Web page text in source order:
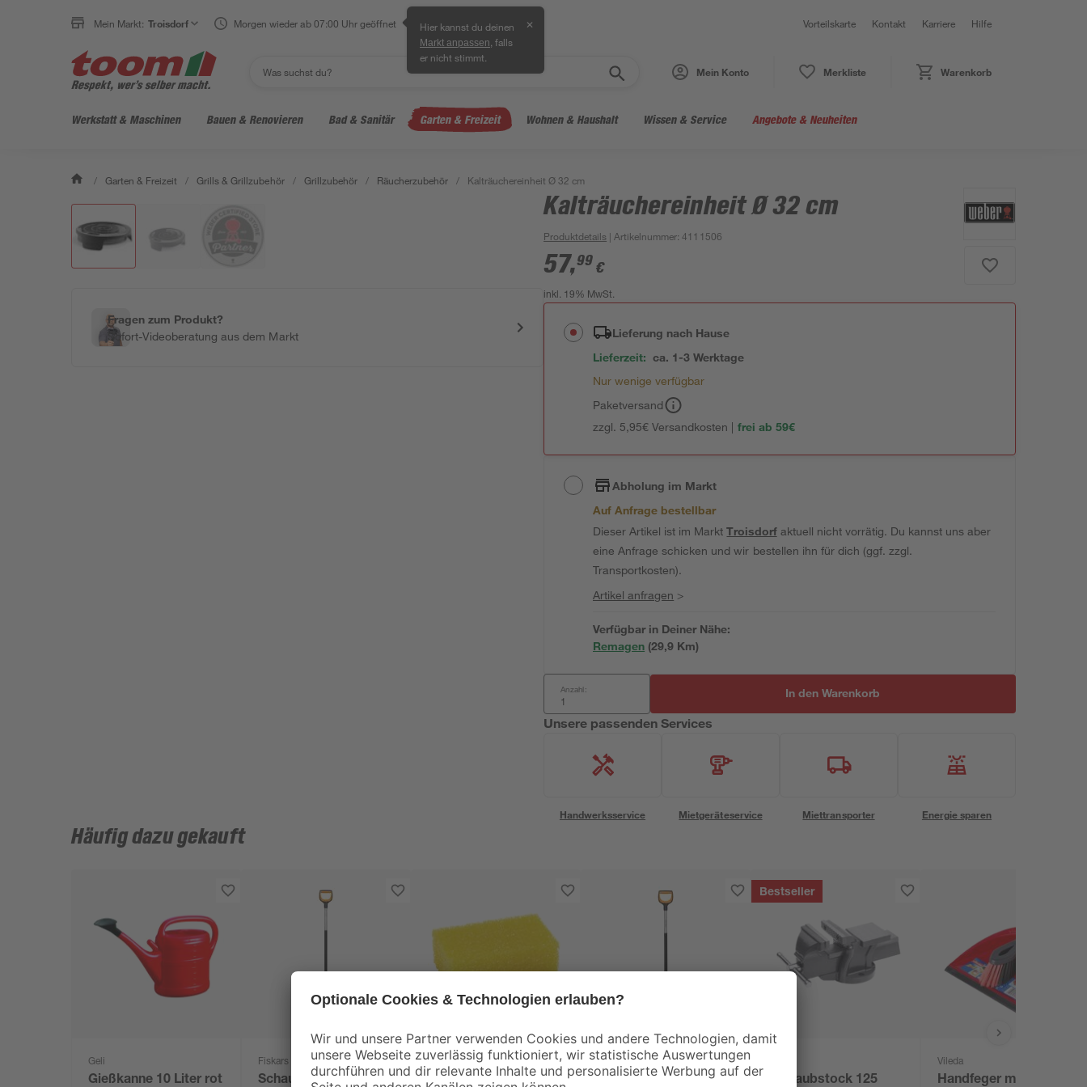
Mein Markt: Troisdorf Morgen wieder ab 07:00 Uhr geöffnet Hier kannst du deinen
Markt anpassen , falls
er nicht stimmt.
✕ Vorteilskarte Kontakt Karriere Hilfe
Mein Konto Merkliste Warenkorb
Werkstatt & Maschinen Bauen & Renovieren Bad & Sanitär Garten & Freizeit Wohnen & Haushalt Wissen & Service Angebote & Neuheiten
/ Garten & Freizeit / Grills & Grillzubehör / Grillzubehör / Räucherzubehör / Kalträuchereinheit Ø 32 cm
Fragen zum Produkt?
Sofort-Videoberatung aus dem Markt
Kalträuchereinheit Ø 32 cm
Produktdetails | Artikelnummer:4111506
57,99 €
inkl. 19% MwSt.
Lieferung nach Hause
Lieferzeit: ca. 1-3 Werktage
Nur wenige verfügbar
Paketversand
zzgl. 5,95€ Versandkosten | frei ab 59€
Abholung im Markt
Auf Anfrage bestellbar
Dieser Artikel ist im MarktTroisdorfaktuell nicht vorrätig. Du kannst uns aber
eine Anfrage schicken und wir bestellen ihn für dich (ggf. zzgl.
Transportkosten).
Artikel anfragen >
Verfügbar in Deiner Nähe:
Remagen (29,9 Km)
Anzahl: In den Warenkorb
Unsere passenden Services
Handwerksservice Mietgeräteservice Miettransporter Energie sparen
Häufig dazu gekauft
Geli
Gießkanne 10 Liter rot
Fiskars
Schaufel 'Xact'
Nigrin
Insektenschwamm
Fiskars
Spaten 'Xact'
Bestseller
Schraubstock 125
Vileda
Handfeger mit